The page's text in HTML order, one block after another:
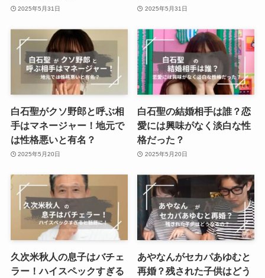
2025年5月31日 2025年5月31日
白石聖がクソ野郎と呼ぶ相
手はマネージャー！地元で
は性格悪いと有名？
2025年5月20日
白石聖の結婚相手は誰？恋
愛には興味がなく淡白な性
格だった？
2025年5月20日
久次米秋人の息子はバチェ
ラー！ハイスペックすぎる
あやなんがセカパあゆむと
再婚？残された子供はどう